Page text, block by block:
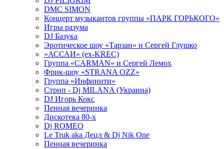
DMC SIMON
Концерт музыкантов группы «ПАРК ГОРЬКОГО»
Игры разума
DJ Базука
Эротическое шоу «Тарзан» и Сергей Глушко
«АССАИ» (ex-KREC)
Группа «CARMAN» и Сергей Лемох
Фрик-шоу «STRANA OZZ»
Группа «Инфинити»
Стрип - Dj MILANA (Украина)
DJ Игорь Кокс
Пенная вечеринка
Дискотека 80-х
Dj ROMEO
Le Truk aka Децл & Dj Nik One
Пенная вечеринка